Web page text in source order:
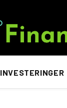
INVESTERINGER